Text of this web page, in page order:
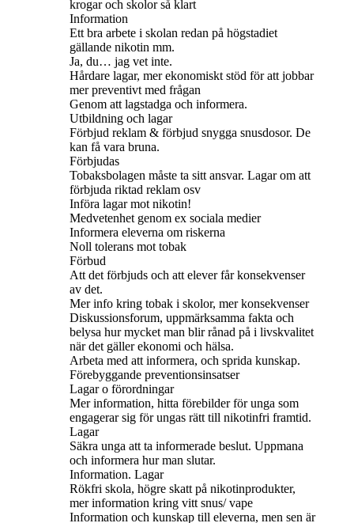
krogar och skolor så klart
Information
Ett bra arbete i skolan redan på högstadiet
gällande nikotin mm.
Ja, du… jag vet inte.
Hårdare lagar, mer ekonomiskt stöd för att jobbar
mer preventivt med frågan
Genom att lagstadga och informera.
Utbildning och lagar
Förbjud reklam & förbjud snygga snusdosor. De
kan få vara bruna.
Förbjudas
Tobaksbolagen måste ta sitt ansvar. Lagar om att
förbjuda riktad reklam osv
Införa lagar mot nikotin!
Medvetenhet genom ex sociala medier
Informera eleverna om riskerna
Noll tolerans mot tobak
Förbud
Att det förbjuds och att elever får konsekvenser
av det.
Mer info kring tobak i skolor, mer konsekvenser
Diskussionsforum, uppmärksamma fakta och
belysa hur mycket man blir rånad på i livskvalitet
när det gäller ekonomi och hälsa.
Arbeta med att informera, och sprida kunskap.
Förebyggande preventionsinsatser
Lagar o förordningar
Mer information, hitta förebilder för unga som
engagerar sig för ungas rätt till nikotinfri framtid.
Lagar
Säkra unga att ta informerade beslut. Uppmana
och informera hur man slutar.
Information. Lagar
Rökfri skola, högre skatt på nikotinprodukter,
mer information kring vitt snus/ vape
Information och kunskap till eleverna, men sen är